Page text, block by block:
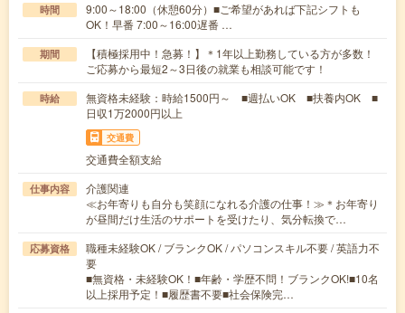
時間
9:00～18:00（休憩60分）■ご希望があれば下記シフトも
OK！早番 7:00～16:00遅番 …
期間
【積極採用中！急募！】＊1年以上勤務している方が多数！
ご応募から最短2～3日後の就業も相談可能です！
時給
無資格未経験：時給1500円～ ■週払いOK ■扶養内OK ■
日収1万2000円以上
交通費
交通費全額支給
仕事内容
介護関連
≪お年寄りも自分も笑顔になれる介護の仕事！≫＊お年寄り
が昼間だけ生活のサポートを受けたり、気分転換で…
応募資格
職種未経験OK / ブランクOK / パソコンスキル不要 / 英語力不
要
■無資格・未経験OK！■年齢・学歴不問！ブランクOK!■10名
以上採用予定！■履歴書不要■社会保険完…